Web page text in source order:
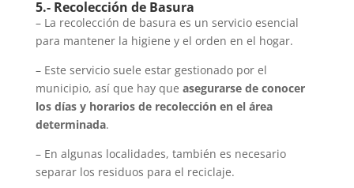
5.- Recolección de Basura
– La recolección de basura es un servicio esencial
para mantener la higiene y el orden en el hogar.
– Este servicio suele estar gestionado por el
municipio, así que hay que asegurarse de conocer
los días y horarios de recolección en el área
determinada.
– En algunas localidades, también es necesario
separar los residuos para el reciclaje.